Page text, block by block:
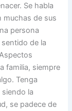
Se habla
muchas de sus
persona
de la
familia, siempre
Tenga
la
se padece de